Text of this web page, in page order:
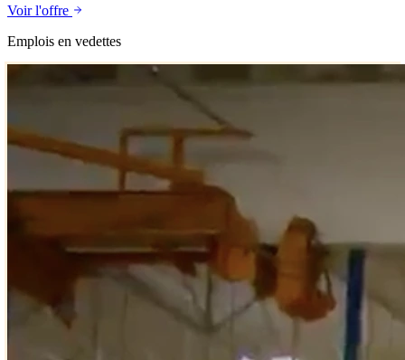
Voir l'offre
Emplois en vedettes